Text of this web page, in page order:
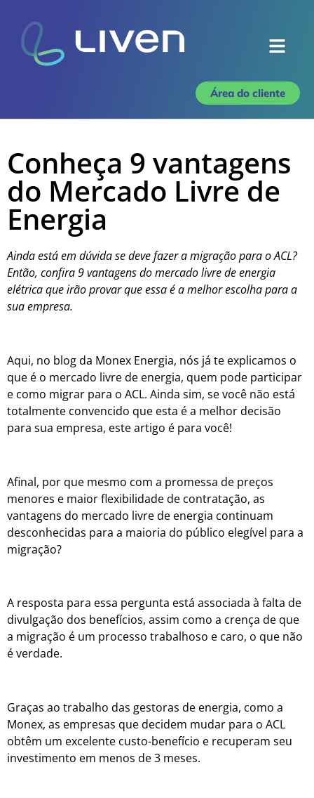
Área do cliente
Conheça 9 vantagens
do Mercado Livre de
Energia
Ainda está em dúvida se deve fazer a migração para o ACL?
Então, confira 9 vantagens do mercado livre de energia
elétrica que irão provar que essa é a melhor escolha para a
sua empresa.
Aqui, no blog da Monex Energia, nós já te explicamos o
que é o mercado livre de energia, quem pode participar
e como migrar para o ACL. Ainda sim, se você não está
totalmente convencido que esta é a melhor decisão
para sua empresa, este artigo é para você!
Afinal, por que mesmo com a promessa de preços
menores e maior flexibilidade de contratação, as
vantagens do mercado livre de energia continuam
desconhecidas para a maioria do público elegível para a
migração?
A resposta para essa pergunta está associada à falta de
divulgação dos benefícios, assim como a crença de que
a migração é um processo trabalhoso e caro, o que não
é verdade.
Graças ao trabalho das gestoras de energia, como a
Monex, as empresas que decidem mudar para o ACL
obtêm um excelente custo-benefício e recuperam seu
investimento em menos de 3 meses.